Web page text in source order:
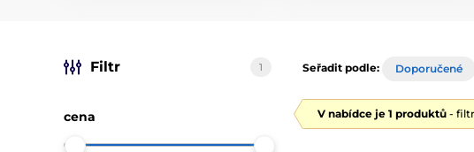
Filtr 1
cena
Seřadit podle: Doporučené
V nabídce je 1 produktů -